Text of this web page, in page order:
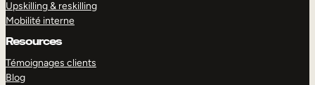
Upskilling & reskilling
Mobilité interne
Resources
Témoignages clients
Blog